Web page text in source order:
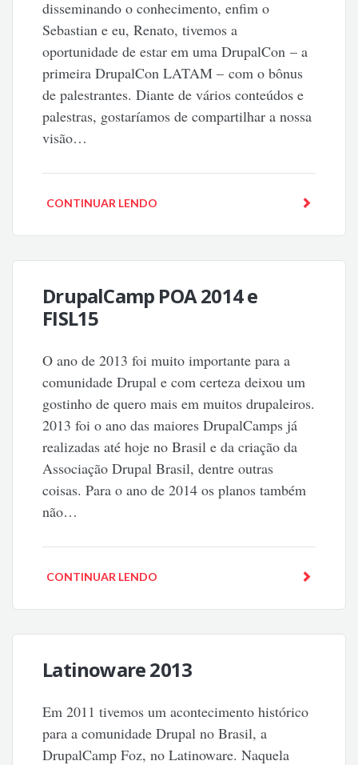
disseminando o conhecimento, enfim o
Sebastian e eu, Renato, tivemos a
oportunidade de estar em uma DrupalCon – a
primeira DrupalCon LATAM – com o bônus
de palestrantes. Diante de vários conteúdos e
palestras, gostaríamos de compartilhar a nossa
visão…
CONTINUAR LENDO
DrupalCamp POA 2014 e
FISL15
O ano de 2013 foi muito importante para a
comunidade Drupal e com certeza deixou um
gostinho de quero mais em muitos drupaleiros.
2013 foi o ano das maiores DrupalCamps já
realizadas até hoje no Brasil e da criação da
Associação Drupal Brasil, dentre outras
coisas. Para o ano de 2014 os planos também
não…
CONTINUAR LENDO
Latinoware 2013
Em 2011 tivemos um acontecimento histórico
para a comunidade Drupal no Brasil, a
DrupalCamp Foz, no Latinoware. Naquela